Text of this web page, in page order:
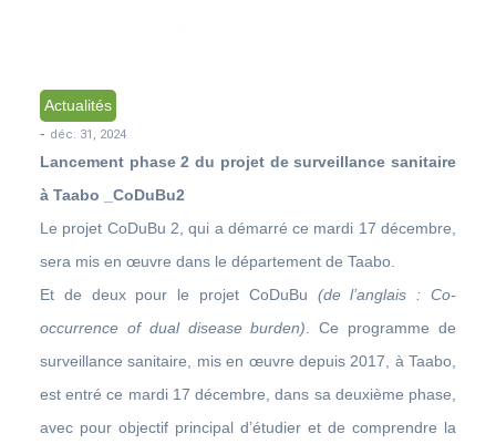
Actualités
- déc. 31, 2024
Lancement phase 2 du projet de surveillance sanitaire
à Taabo _CoDuBu2
Le projet CoDuBu 2, qui a démarré ce mardi 17 décembre,
sera mis en œuvre dans le département de Taabo.
Et de deux pour le projet CoDuBu (de l’anglais : Co-
occurrence of dual disease burden) . Ce programme de
surveillance sanitaire, mis en œuvre depuis 2017, à Taabo,
est entré ce mardi 17 décembre, dans sa deuxième phase,
avec pour objectif principal d’étudier et de comprendre la